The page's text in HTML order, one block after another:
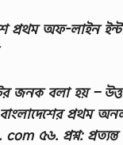
প্রথম অফ-লাইন
জনক বলা হয় –
প্রথম
৫৬. প্রশ্ন: